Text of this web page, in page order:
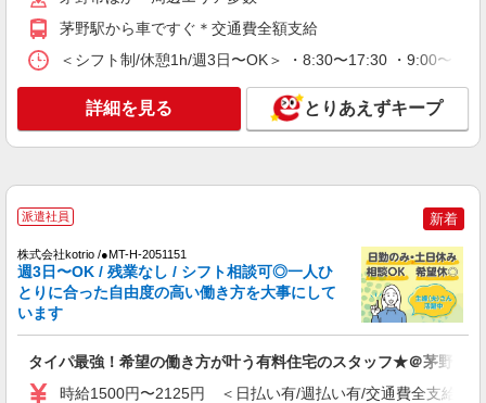
キープ 詳細を見る
派遣社員
株式会社kotrio /●MT-H-2102339
NEW
茅野市≫料理や洗濯など、家事サポートメイ
時給1500円〜2125円 ＜日払い有/週払い有/交
キープ 詳細を見る
派遣社員 NEW
＜茅野市＞サービス付き高齢者向け住宅
STAFF＊経験者優遇
茅野駅から車ですぐ＊交通費全額支給
＜シフト制/休憩1h/週3日〜OK＞ ・8:30〜17:30 ・9:00〜
詳細を見る とりあえずキープ
派遣社員 新着
株式会社kotrio /●MT-H-2051151
週3日〜OK / 残業なし / シフト相談可◎一人ひ
とりに合った自由度の高い働き方を大事にして
います
タイパ最強！希望の働き方が叶う有料住宅のスタッフ★＠茅野市
時給1500円〜2125円 ＜日払い有/週払い有/交通費全支給(ガ